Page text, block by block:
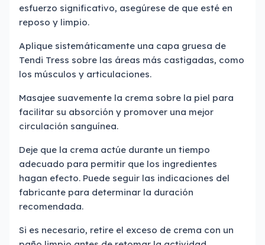
esfuerzo significativo, asegúrese de que esté en
reposo y limpio.
Aplique sistemáticamente una capa gruesa de
Tendi Tress sobre las áreas más castigadas, como
los músculos y articulaciones.
Masajee suavemente la crema sobre la piel para
facilitar su absorción y promover una mejor
circulación sanguínea.
Deje que la crema actúe durante un tiempo
adecuado para permitir que los ingredientes
hagan efecto. Puede seguir las indicaciones del
fabricante para determinar la duración
recomendada.
Si es necesario, retire el exceso de crema con un